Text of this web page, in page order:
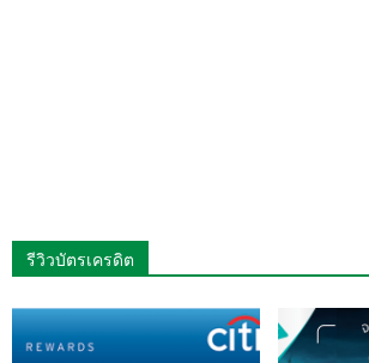
รีวิวบัตรเครดิต